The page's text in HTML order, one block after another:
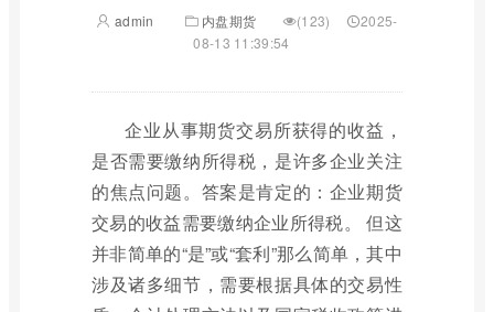
admin 内盘期货 (123)
2025-
08-13 11:39:54
企业从事期货交易所获得的收益，
是否需要缴纳所得税，是许多企业关注
的焦点问题。答案是肯定的：企业期货
交易的收益需要缴纳企业所得税。 但这
并非简单的“是”或“套利”那么简单，其中
涉及诸多细节，需要根据具体的交易性